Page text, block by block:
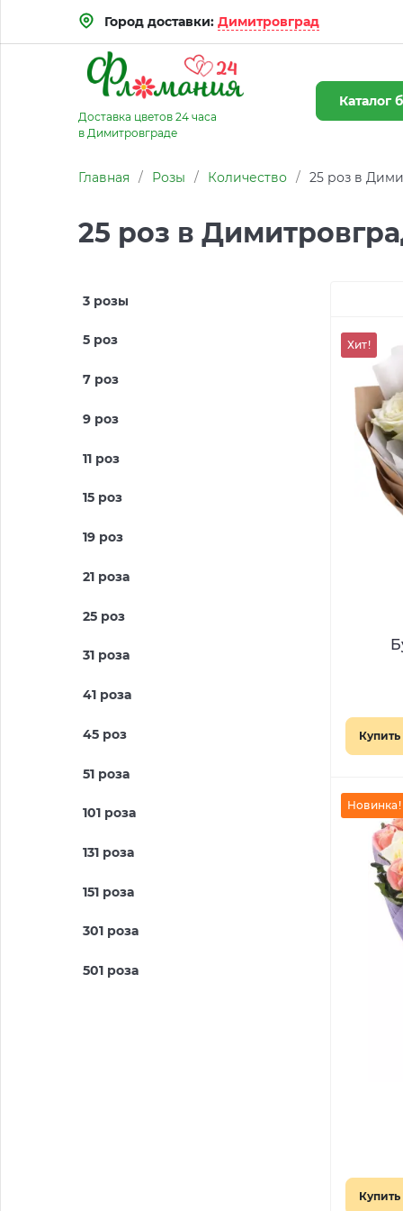
Город доставки: Димитровград
Доставка цветов 24 часа
в Димитровграде
Каталог
Главная / Розы / Количество / 25 роз в
25 роз в
3 розы
5 роз
7 роз
9 роз
11 роз
15 роз
19 роз
21 роза
25 роз
31 роза
41 роза
45 роз
51 роза
101 роза
131 роза
151 роза
301 роза
501 роза
Купить
Хит!
Купить
Новинка!